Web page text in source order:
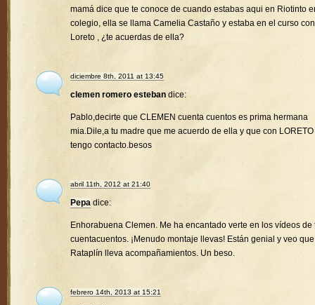
mamá dice que te conoce de cuando estabas aqui en Riotinto
colegio, ella se llama Camelia Castaño y estaba en el curso con
Loreto , ¿te acuerdas de ella?
diciembre 8th, 2011 at 13:45
clemen romero esteban dice:
Pablo,decirte que CLEMEN cuenta cuentos es prima hermana
mia.Dile,a tu madre que me acuerdo de ella y que con LORETO
tengo contacto.besos
abril 11th, 2012 at 21:40
Pepa dice:
Enhorabuena Clemen. Me ha encantado verte en los vídeos de
cuentacuentos. ¡Menudo montaje llevas! Están genial y veo que
Rataplín lleva acompañamientos. Un beso.
febrero 14th, 2013 at 15:21